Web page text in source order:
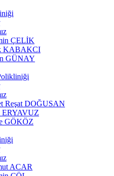
ÇELİK
KABAKCI
GÜNAY
Reşat DOĞUSAN
ERYAVUZ
GÖKÖZ
ACAR